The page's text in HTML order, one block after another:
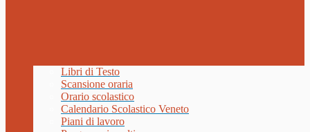
Libri di Testo
Scansione oraria
Orario scolastico
Calendario Scolastico Veneto
Piani di lavoro